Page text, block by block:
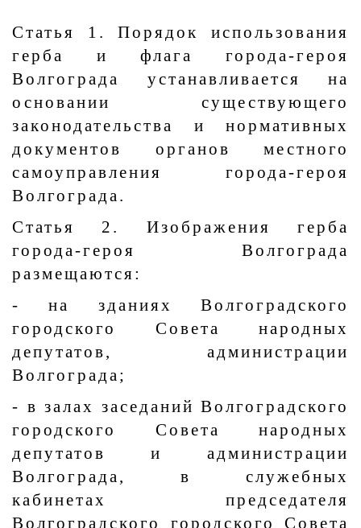
Статья 1. Порядок использования
герба и флага города-героя
Волгограда устанавливается на
основании существующего
законодательства и нормативных
документов органов местного
самоуправления города-героя
Волгограда.
Статья 2. Изображения герба
города-героя Волгограда
размещаются:
- на зданиях Волгоградского
городского Совета народных
депутатов, администрации
Волгограда;
- в залах заседаний Волгоградского
городского Совета народных
депутатов и администрации
Волгограда, в служебных
кабинетах председателя
Волгоградского городского Совета